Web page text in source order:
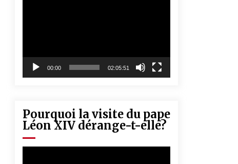
00:00 02:05:51
Pourquoi la visite du pape
Léon XIV dérange-t-elle?